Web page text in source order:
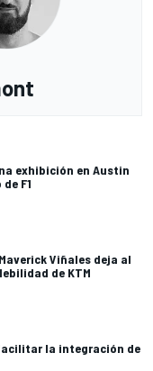
exhibición en Austin
F1
Viñales deja al
de KTM
la integración de